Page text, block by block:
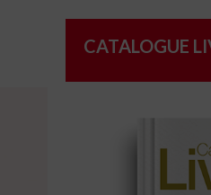
CATALOGUE